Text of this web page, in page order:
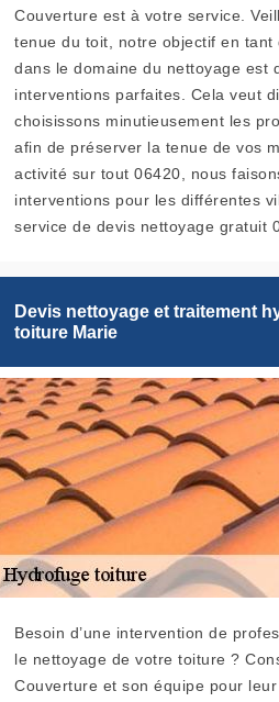
Couverture est à votre service.
tenue du toit, notre objectif en tant
dans le domaine du nettoyage est
interventions parfaites. Cela veut
choisissons minutieusement les
afin de préserver la tenue de vos
activité sur tout 06420, nous
interventions pour les différentes
service de devis nettoyage gratuit
Devis nettoyage et traitement
toiture Marie
Besoin d’une intervention de
le nettoyage de votre toiture ?
Couverture et son équipe pour